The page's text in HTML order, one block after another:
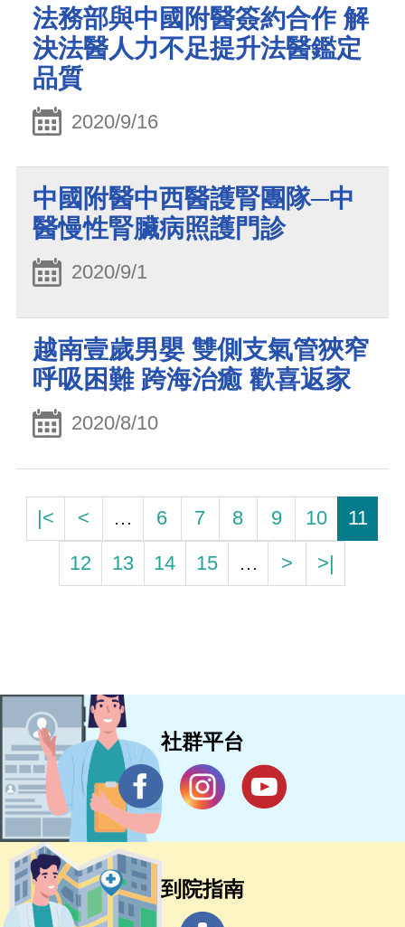
法務部與中國附醫簽約合作 解
決法醫人力不足提升法醫鑑定
品質
2020/9/16
中國附醫中西醫護腎團隊─中
醫慢性腎臟病照護門診
2020/9/1
越南壹歲男嬰 雙側支氣管狹窄
呼吸困難 跨海治癒 歡喜返家
2020/8/10
|< < … 6 7 8 9 10
11
12
13 14 15 … > >|
社群平台
到院指南